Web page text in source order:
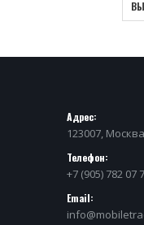
Адрес:
123007,
Телефон:
+7 (905) 782 07
Email: